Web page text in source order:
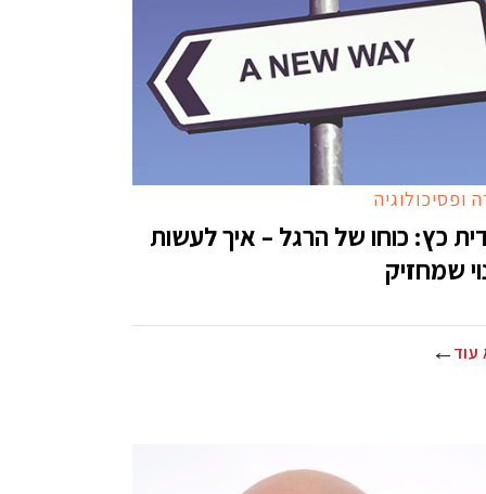
ופסיכולוגיה
כץ: כוחו של הרגל – איך לעשות
שמחזיק
עוד